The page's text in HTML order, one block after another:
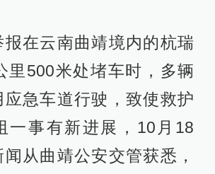
报在云南曲靖境内的杭瑞
里500米处堵车时，多辆
急车道行驶，致使救护
一事有新进展，10月18
闻从曲靖公安交管获悉，